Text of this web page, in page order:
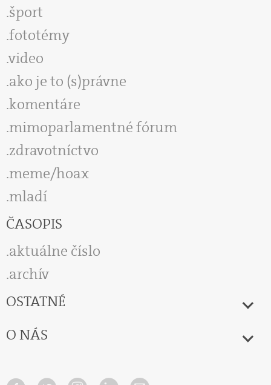
šport
fototémy
video
ako je to (s)právne
komentáre
mimoparlamentné fórum
zdravotníctvo
meme/hoax
mladí
ČASOPIS
aktuálne číslo
archív
OSTATNÉ
O NÁS